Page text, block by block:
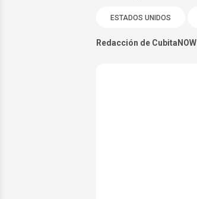
ESTADOS UNIDOS
Redacción de CubitaNOW